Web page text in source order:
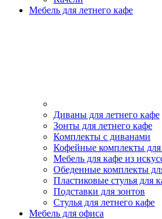
Мебель для летнего кафе
Диваны для летнего кафе
Зонты для летнего кафе
Комплекты с диванами
Кофейные комплекты для
Мебель для кафе из
Обеденные комплекты
Пластиковые стулья для
Подставки для зонтов
Стулья для летнего кафе
Мебель для офиса